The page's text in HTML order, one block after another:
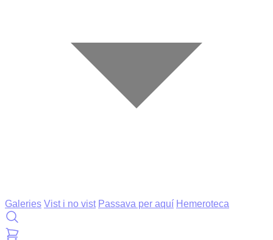
Galeries Vist i no vist Passava per aquí Hemeroteca